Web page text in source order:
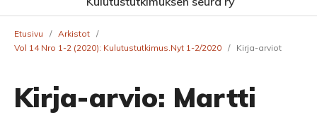
Etusivu / Arkistot /
Vol 14 Nro 1-2 (2020): Kulutustutkimus.Nyt 1-2/2020 / Kirja-arviot
Kirja-arvio: Martti